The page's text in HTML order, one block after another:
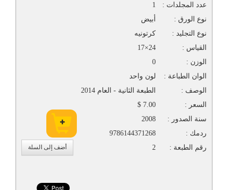
أضف إلى السلة
عدد المجلدات :
1
نوع الورق :
أبيض
نوع التجليد :
كرتونيه
القياس :
24×17
الوزن :
0
الوان الطباعة :
لون واحد
الوصف :
الطبعة الثانية - العام 2014
السعر :
7.00 $
سنة الصدور :
2008
ردمك :
9786144371268
رقم الطبعة :
2